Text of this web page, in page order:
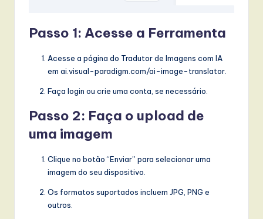
Passo 1: Acesse a Ferramenta
Acesse a página do Tradutor de Imagens com IA
em ai.visual-paradigm.com/ai-image-translator.
Faça login ou crie uma conta, se necessário.
Passo 2: Faça o upload de
uma imagem
Clique no botão “Enviar” para selecionar uma
imagem do seu dispositivo.
Os formatos suportados incluem JPG, PNG e
outros.